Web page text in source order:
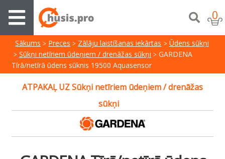
0
Sākums Preces Zālāju laistīšanas iekārtas
Ūdens sūkņi
Sūkņi netīriem ūdeņiem / drenāžas sūkņi
GARDENA
Tīrā/netīrā ūdens sūknis 19500 Aquasensor
ATPAKAĻ UZ Sūkņi netīriem ūdeņiem / drenāžas
sūkņi